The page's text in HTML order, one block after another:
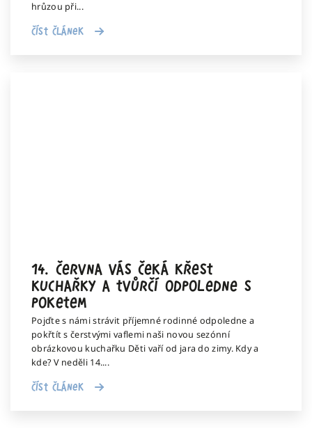
hrůzou při...
Číst článek
14. června vás čeká křest
kuchařky a tvůrčí odpoledne s
Poketem
Pojďte s námi strávit příjemné rodinné odpoledne a
pokřtít s čerstvými vaflemi naši novou sezónní
obrázkovou kuchařku Děti vaří od jara do zimy. Kdy a
kde? V neděli 14....
Číst článek